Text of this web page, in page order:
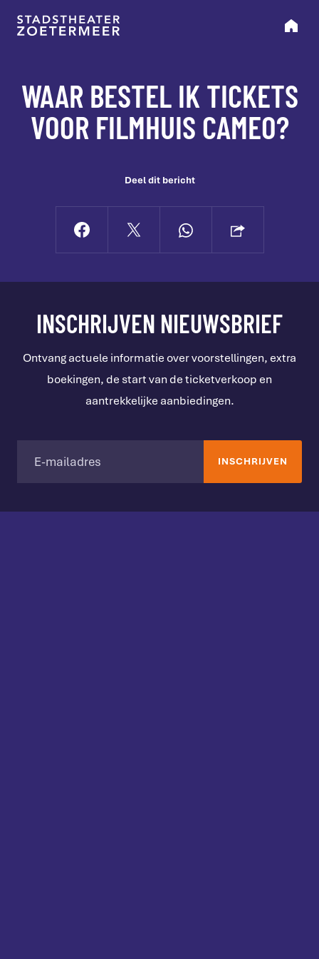
WAAR BESTEL IK TICKETS
VOOR FILMHUIS CAMEO?
Deel dit bericht
INSCHRIJVEN NIEUWSBRIEF
Ontvang actuele informatie over voorstellingen, extra
boekingen, de start van de ticketverkoop en
aantrekkelijke aanbiedingen.